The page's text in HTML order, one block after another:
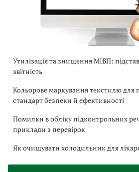
Утилізація та знищення МІБП:
звітність
Кольорове маркування текстилю для
стандарт безпеки й ефективності
Помилки в обліку підконтрольних
приклади з перевірок
Як очищувати холодильник для